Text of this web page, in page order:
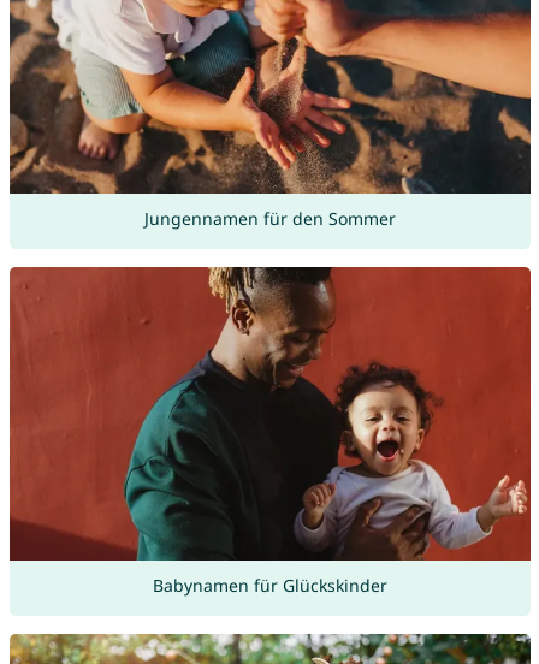
Jungennamen für den Sommer
Babynamen für Glückskinder